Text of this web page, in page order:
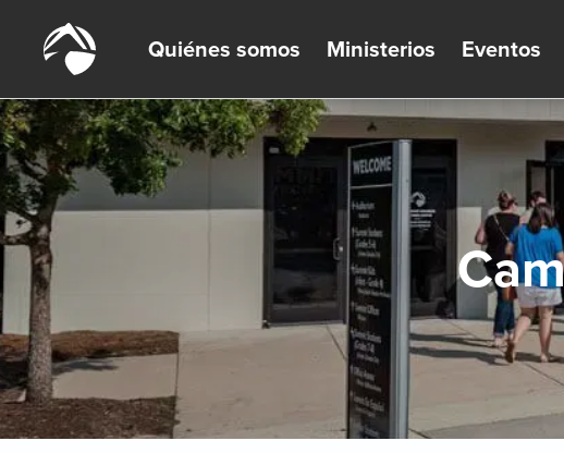
Quiénes somos Ministerios Eventos